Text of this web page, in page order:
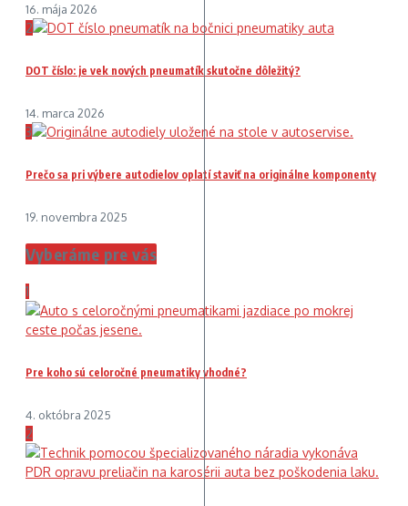
16. mája 2026
2
DOT číslo: je vek nových pneumatík skutočne dôležitý?
14. marca 2026
3
Prečo sa pri výbere autodielov oplatí staviť na originálne komponenty
19. novembra 2025
Vyberáme pre vás
1
Pre koho sú celoročné pneumatiky vhodné?
4. októbra 2025
2